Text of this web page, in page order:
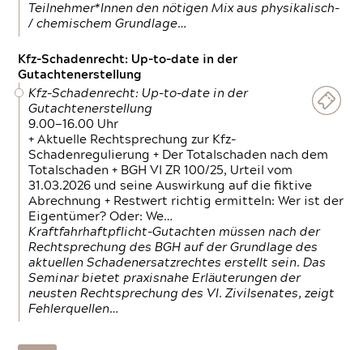
Teilnehmer*Innen den nötigen Mix aus physikalisch-
/ chemischem Grundlage…
Kfz-Schadenrecht: Up-to-date in der
Gutachtenerstellung
Kfz-Schadenrecht: Up-to-date in der
Gutachtenerstellung
9.00—16.00 Uhr
+ Aktuelle Rechtsprechung zur Kfz-
Schadenregulierung + Der Totalschaden nach dem
Totalschaden + BGH VI ZR 100/25, Urteil vom
31.03.2026 und seine Auswirkung auf die fiktive
Abrechnung + Restwert richtig ermitteln: Wer ist der
Eigentümer? Oder: We…
Kraftfahrhaftpflicht-Gutachten müssen nach der
Rechtsprechung des BGH auf der Grundlage des
aktuellen Schadenersatzrechtes erstellt sein. Das
Seminar bietet praxisnahe Erläuterungen der
neusten Rechtsprechung des VI. Zivilsenates, zeigt
Fehlerquellen…